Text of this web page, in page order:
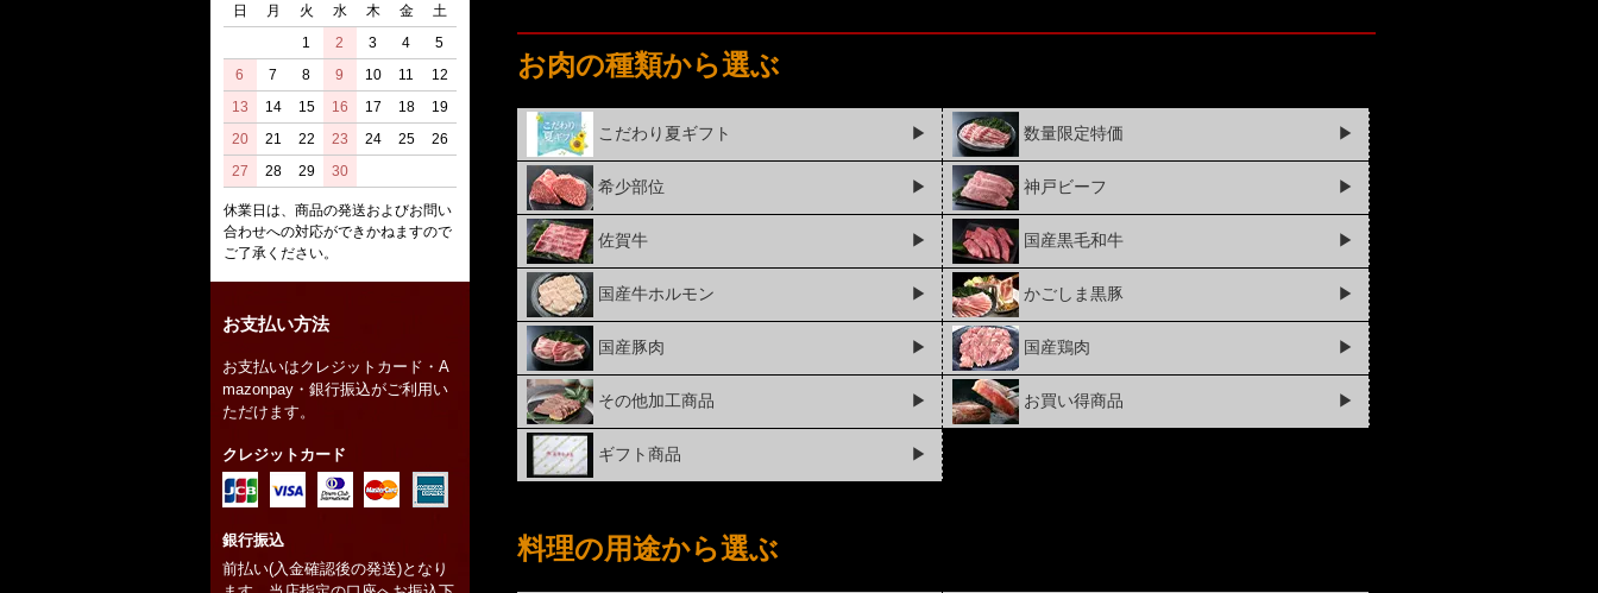
お肉の種類から選ぶ
こだわり夏ギフト ▶ 数量限定特価 ▶
希少部位 ▶ 神戸ビーフ ▶
佐賀牛 ▶ 国産黒毛和牛 ▶
国産牛ホルモン ▶ かごしま黒豚 ▶
国産豚肉 ▶ 国産鶏肉 ▶
その他加工商品 ▶ お買い得商品 ▶
ギフト商品 ▶
料理の用途から選ぶ
日 月 火 水 木 金
土
1
2 3 4
5
6
7 8 9 10 11
12
13
14 15 16 17 18
19
20
21 22 23 24 25
26
27
28 29 30
休業日は、商品の発送およびお問い
合わせへの対応ができかねますので
ご了承ください。
お支払い方法
お支払いはクレジットカード・A
mazonpay・銀行振込がご利用い
ただけます。
クレジットカード
銀行振込
前払い(入金確認後の発送)となり